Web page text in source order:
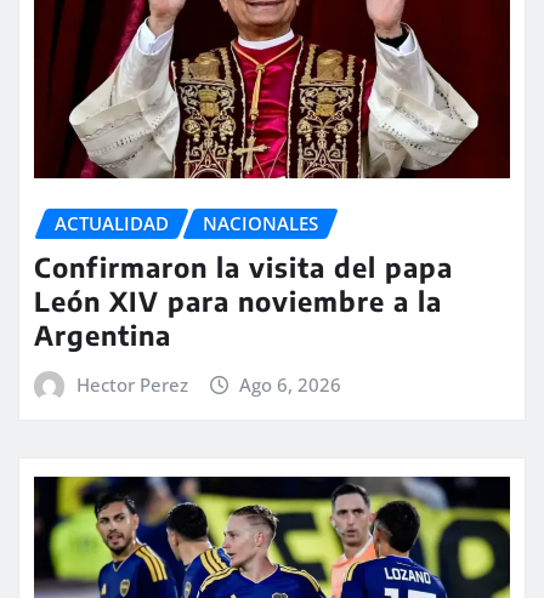
ACTUALIDAD NACIONALES
Confirmaron la visita del papa
León XIV para noviembre a la
Argentina
Hector Perez Ago 6, 2026